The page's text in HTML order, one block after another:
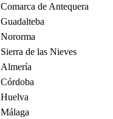
Comarca de Antequera
Guadalteba
Nororma
Sierra de las Nieves
Almería
Córdoba
Huelva
Málaga